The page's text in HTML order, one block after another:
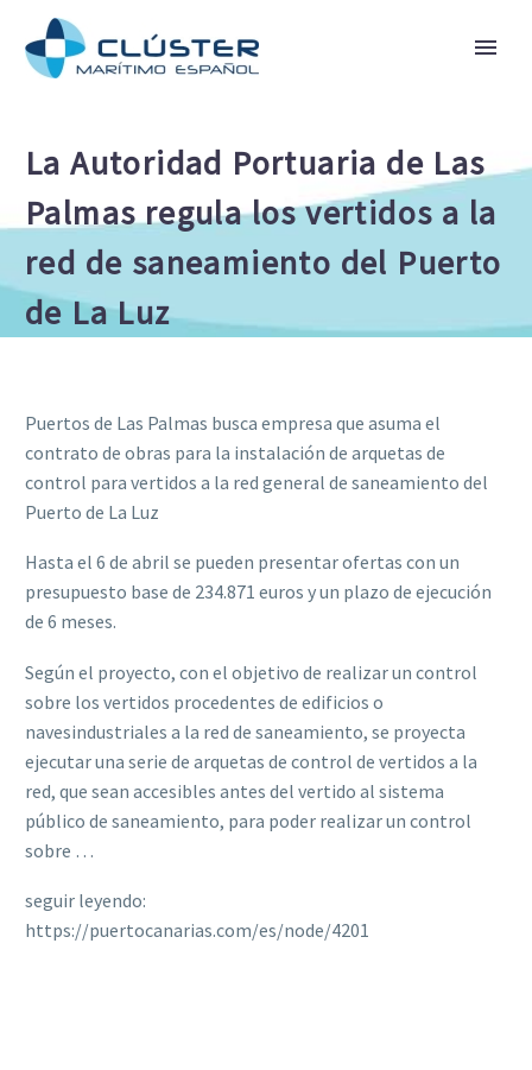
La Autoridad Portuaria de Las
Palmas regula los vertidos a la
red de saneamiento del Puerto
de La Luz
Puertos de Las Palmas busca empresa que asuma el
contrato de obras para la instalación de arquetas de
control para vertidos a la red general de saneamiento del
Puerto de La Luz
Hasta el 6 de abril se pueden presentar ofertas con un
presupuesto base de 234.871 euros y un plazo de ejecución
de 6 meses.
Según el proyecto, con el objetivo de realizar un control
sobre los vertidos procedentes de edificios o
navesindustriales a la red de saneamiento, se proyecta
ejecutar una serie de arquetas de control de vertidos a la
red, que sean accesibles antes del vertido al sistema
público de saneamiento, para poder realizar un control
sobre …
seguir leyendo:
https://puertocanarias.com/es/node/4201